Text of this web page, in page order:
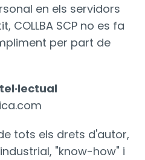
en els servidors
SCP no es fa
per part de
tots els drets d'autor,
"know-how" i